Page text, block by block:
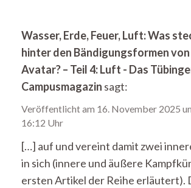
Wasser, Erde, Feuer, Luft: Was
hinter den Bändigungsformen von
Avatar? – Teil 4: Luft - Das
Campusmagazin sagt:
Veröffentlicht am 16. November 2025
16:12 Uhr
[…] auf und vereint damit zwei
in sich (innere und äußere
ersten Artikel der Reihe erläutert).